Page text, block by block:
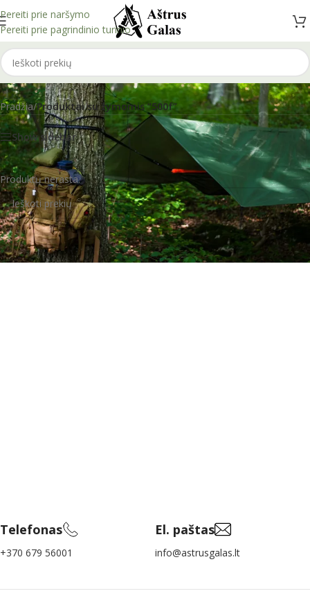
Pereiti prie naršymo
Pereiti prie pagrindinio turinio
500f
Pradžia/Produktai su žymomis “500f”
Show sidebar
Produktų nerasta.
Telefonas
+370 679 56001
El. paštas
info@astrusgalas.lt